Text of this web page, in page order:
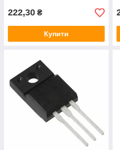
222,30 ₴
Купити